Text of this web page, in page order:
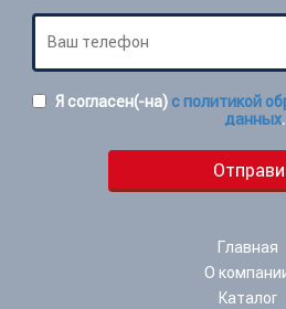
Я согласен(-на)с политикой
данных.
Главная
О
Каталог